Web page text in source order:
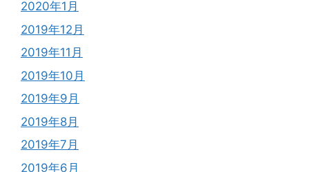
2020年1月
2019年12月
2019年11月
2019年10月
2019年9月
2019年8月
2019年7月
2019年6月